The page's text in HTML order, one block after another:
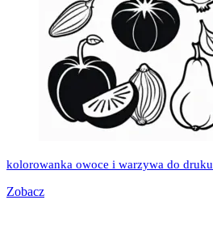
kolorowanka owoce i warzywa do druku
Zobacz